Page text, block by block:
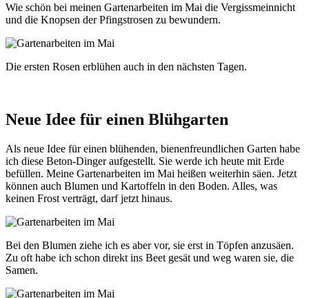
Wie schön bei meinen Gartenarbeiten im Mai die Vergissmeinnicht
und die Knopsen der Pfingstrosen zu bewundern.
Die ersten Rosen erblühen auch in den nächsten Tagen.
Neue Idee für einen Blühgarten
Als neue Idee für einen blühenden, bienenfreundlichen Garten habe
ich diese Beton-Dinger aufgestellt. Sie werde ich heute mit Erde
befüllen. Meine Gartenarbeiten im Mai heißen weiterhin säen. Jetzt
können auch Blumen und Kartoffeln in den Boden. Alles, was
keinen Frost verträgt, darf jetzt hinaus.
Bei den Blumen ziehe ich es aber vor, sie erst in Töpfen anzusäen.
Zu oft habe ich schon direkt ins Beet gesät und weg waren sie, die
Samen.